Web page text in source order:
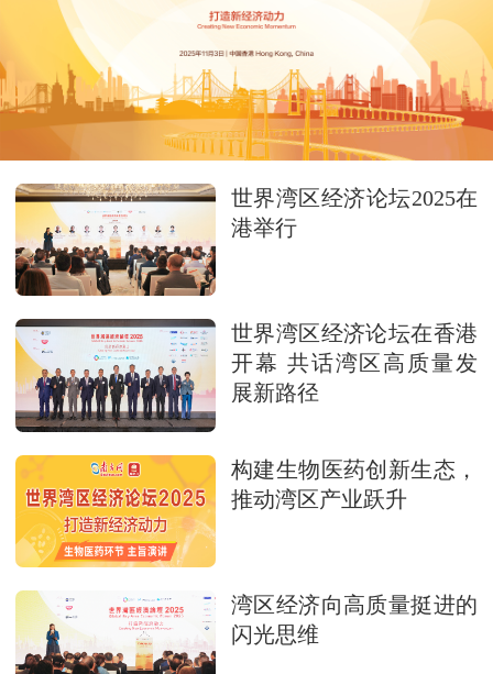
世界湾区经济论坛2025在
港举行
世界湾区经济论坛在香港
开幕 共话湾区高质量发
展新路径
构建生物医药创新生态，
推动湾区产业跃升
湾区经济向高质量挺进的
闪光思维